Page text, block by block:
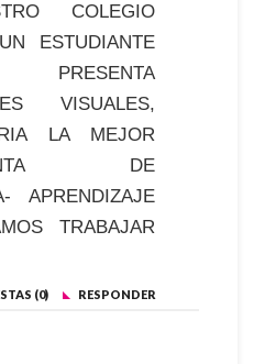
COLEGIO
ESTUDIANTE
VISUALES,
LA MEJOR
DE
APRENDIZAJE
TRABAJAR
(0) RESPONDER